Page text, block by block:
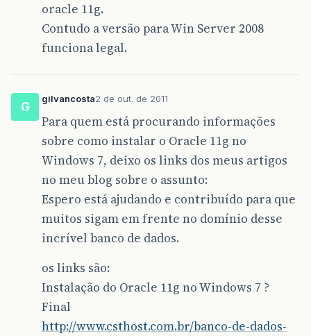
oracle 11g.
Contudo a versão para Win Server 2008
funciona legal.
G
gilvancosta2 de out. de 2011
Para quem está procurando informações
sobre como instalar o Oracle 11g no
Windows 7, deixo os links dos meus artigos
no meu blog sobre o assunto:
Espero está ajudando e contribuído para que
muitos sigam em frente no domínio desse
incrível banco de dados.
os links são:
Instalação do Oracle 11g no Windows 7 ?
Final
http://www.csthost.com.br/banco-de-dados-